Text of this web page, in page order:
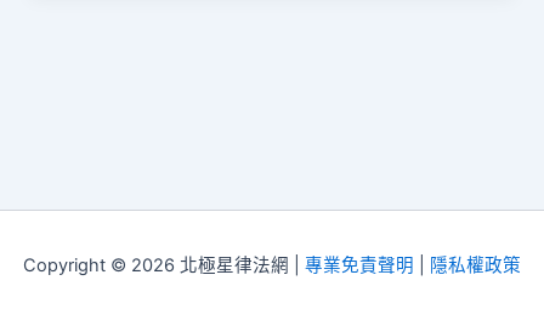
Copyright © 2026 北極星律法網 | 專業免責聲明 隱私權政策